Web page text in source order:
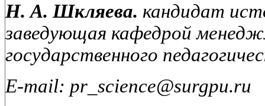
Н. А. Шкляева. кандидат
заведующая кафедрой
государственного
E-mail: pr_science@surgpu.ru